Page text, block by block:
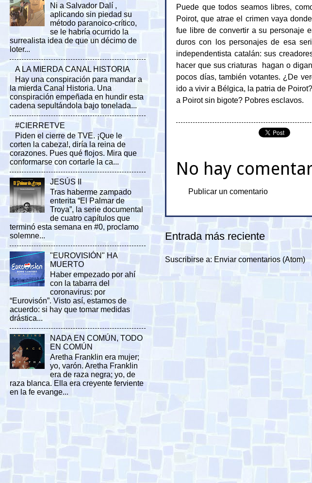
Puede que todos seamos libres,
Poirot, que atrae el crimen vaya
fue libre de convertir a su personaje
duros con los personajes de esa
independentista catalán: sus
hacer que sus criaturas hagan o
pocos días, también votantes. ¿De
ido a vivir a Bélgica, la patria de
a Poirot sin bigote? Pobres esclavos.
No hay
Publicar un comentario
Entrada más reciente
Suscribirse a: Enviar comentarios (Atom)
Ni a Salvador Dalí ,
aplicando sin piedad su
método paranoico-crítico,
se le habría ocurrido la
surrealista idea de que un décimo de
loter...
A LA MIERDA CANAL HISTORIA
Hay una conspiración para mandar a
la mierda Canal Historia. Una
conspiración empeñada en hundir esta
cadena sepultándola bajo tonelada...
#CIERRETVE
Piden el cierre de TVE. ¡Que le
corten la cabeza!, diría la reina de
corazones. Pues qué flojos. Mira que
conformarse con cortarle la ca...
JESÚS II
Tras haberme zampado
enterita “El Palmar de
Troya”, la serie documental
de cuatro capítulos que
terminó esta semana en #0, proclamo
solemne...
"EUROVISIÓN" HA
MUERTO
Haber empezado por ahí
con la tabarra del
coronavirus: por
“Eurovisón”. Visto así, estamos de
acuerdo: si hay que tomar medidas
drástica...
NADA EN COMÚN, TODO
EN COMÚN
Aretha Franklin era mujer;
yo, varón. Aretha Franklin
era de raza negra; yo, de
raza blanca. Ella era creyente ferviente
en la fe evange...